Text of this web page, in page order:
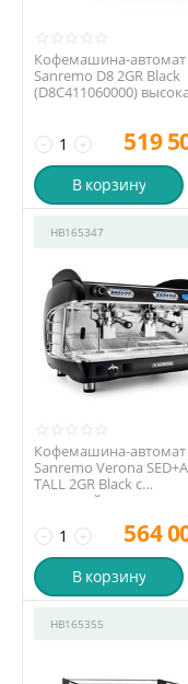
Кофемашина-автомат
Sanremo D8 2GR Black
(D8C411060000)
+
− 519
В корзину
HB165347
Кофемашина-автомат
Sanremo Verona
TALL 2GR Black с
экономайзером
+
− 564
В корзину
HB165355